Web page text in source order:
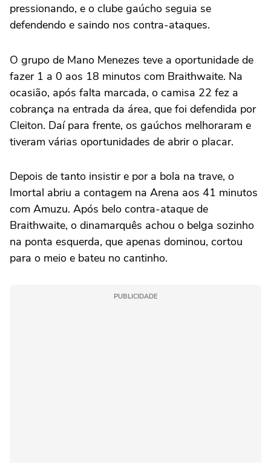
pressionando, e o clube gaúcho seguia se
defendendo e saindo nos contra-ataques.
O grupo de Mano Menezes teve a oportunidade de
fazer 1 a 0 aos 18 minutos com Braithwaite. Na
ocasião, após falta marcada, o camisa 22 fez a
cobrança na entrada da área, que foi defendida por
Cleiton. Daí para frente, os gaúchos melhoraram e
tiveram várias oportunidades de abrir o placar.
Depois de tanto insistir e por a bola na trave, o
Imortal abriu a contagem na Arena aos 41 minutos
com Amuzu. Após belo contra-ataque de
Braithwaite, o dinamarquês achou o belga sozinho
na ponta esquerda, que apenas dominou, cortou
para o meio e bateu no cantinho.
PUBLICIDADE